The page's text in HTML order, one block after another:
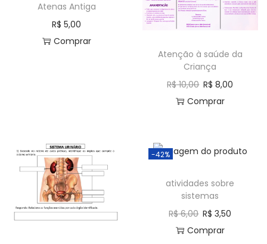
Atenas Antiga
R$ 5,00
Comprar
Atenção à saúde da
Criança
R$10,00 R$ 8,00
Comprar
-42%
atividades sobre
sistemas
R$6,00 R$ 3,50
Comprar